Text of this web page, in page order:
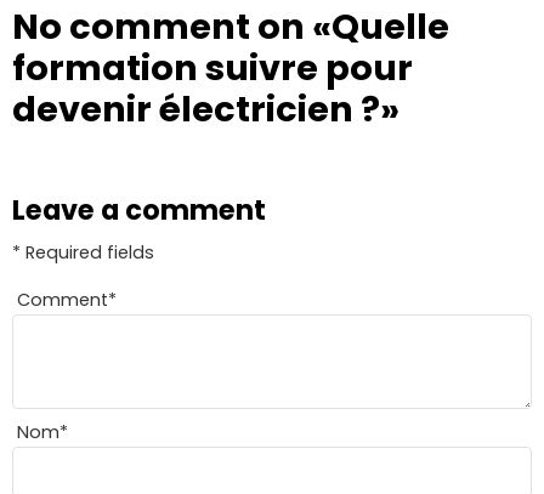
No comment on «Quelle
formation suivre pour
devenir électricien ?»
Leave a comment
* Required fields
Comment*
Nom*